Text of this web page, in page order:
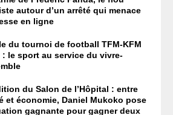
autour d’un arrêté qui menace
en ligne
du tournoi de football TFM-KFM
: le sport au service du vivre-
du Salon de l’Hôpital : entre
et économie, Daniel Mukoko pose
gagnante pour gagner deux